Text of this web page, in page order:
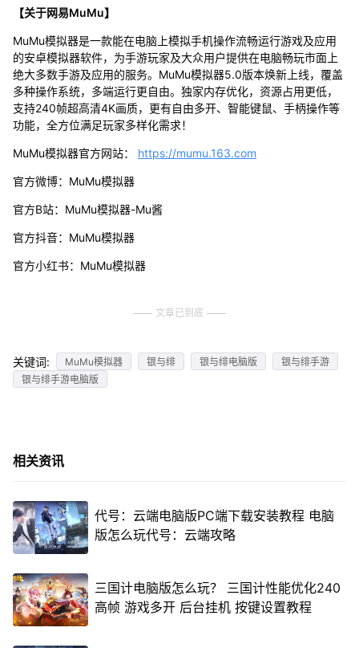
【关于网易MuMu】
MuMu模拟器是一款能在电脑上模拟手机操作流畅运行游戏及应用
的安卓模拟器软件，为手游玩家及大众用户提供在电脑畅玩市面上
绝大多数手游及应用的服务。MuMu模拟器5.0版本焕新上线，覆盖
多种操作系统，多端运行更自由。独家内存优化，资源占用更低，
支持240帧超高清4K画质，更有自由多开、智能键鼠、手柄操作等
功能，全方位满足玩家多样化需求！
MuMu模拟器官方网站： https://mumu.163.com
官方微博：MuMu模拟器
官方B站：MuMu模拟器-Mu酱
官方抖音：MuMu模拟器
官方小红书：MuMu模拟器
文章已到底
关键词: MuMu模拟器 银与绯 银与绯电脑版
银与绯手游
银与绯手游电脑版
相关资讯
代号：云端电脑版PC端下载安装教程 电脑
版怎么玩代号：云端攻略
三国计电脑版怎么玩？ 三国计性能优化240
高帧 游戏多开 后台挂机 按键设置教程